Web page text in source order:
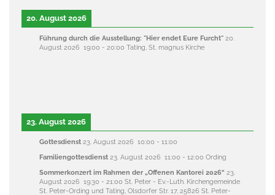
20. August 2026
Führung durch die Ausstellung: "Hier endet Eure Furcht" 20.
August 2026 19:00 - 20:00 Tating, St. magnus Kirche
23. August 2026
Gottesdienst 23. August 2026 10:00 - 11:00
Familiengottesdienst 23. August 2026 11:00 - 12:00 Ording
Sommerkonzert im Rahmen der „Offenen Kantorei 2026“ 23.
August 2026 19:30 - 21:00 St. Peter - Ev.-Luth. Kirchengemeinde
St. Peter-Ording und Tating, Olsdorfer Str. 17, 25826 St. Peter-